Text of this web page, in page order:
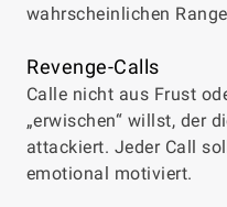
wahrscheinlichen
Revenge-Calls
Calle nicht aus Frust
„erwischen“ willst, der
attackiert. Jeder Call
emotional motiviert.